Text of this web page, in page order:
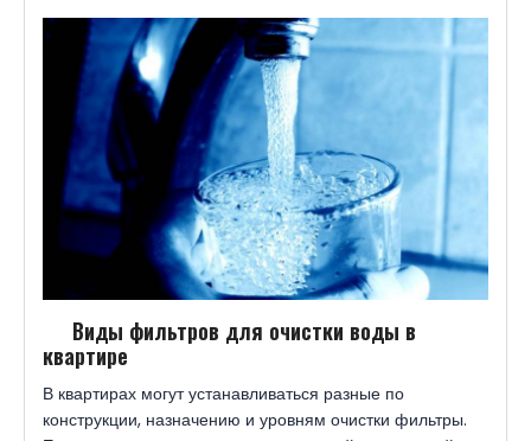
Виды фильтров для очистки воды в
квартире
В квартирах могут устанавливаться разные по
конструкции, назначению и уровням очистки фильтры.